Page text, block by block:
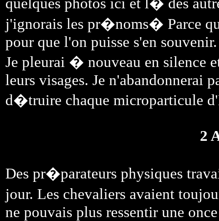
j'ignorais les pr�noms� Parce
pour que l'on puisse s'en souvenir.
Je pleurai � nouveau en silence
leurs visages. Je n'abandonnerai
d�truire chaque microparticule
2
Des pr�parateurs physiques
jour. Les chevaliers avaient
ne pouvais plus ressentir une